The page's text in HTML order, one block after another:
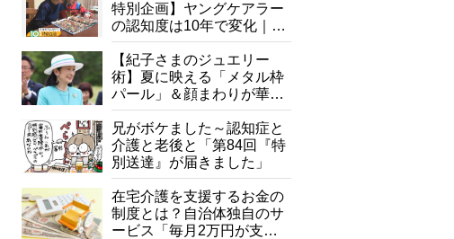
特別企画】ヤングケアラー
の認知度は10年で変化｜流
行語大賞にノミネート、法
律にも明記されたが果たし
て現在は？
【紀子さまのジュエリー
術】夏に映える「メタル枠
パール」＆顔まわりが華や
ぐ「揺れる一粒」の使い分
け方
兄がボケました～認知症と
介護と老後と「第84回『特
別送達』が届きました」
在宅介護を支援するお金の
制度とは？自治体独自のサ
ービス「毎月2万円が支給